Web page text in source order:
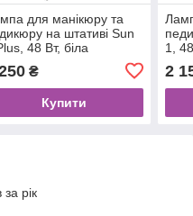
для манікюру та
на штативі Sun
48 Вт, біла
₴
Купити
1,
2
рік